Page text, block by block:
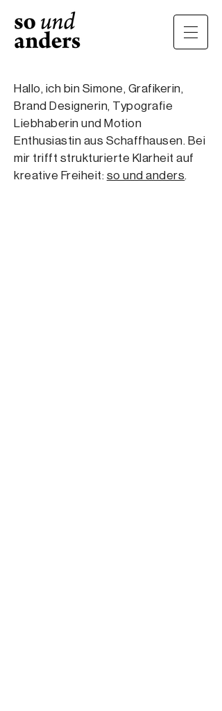
Hallo, ich bin Simone, Grafikerin,
Brand Designerin, Typografie
Liebhaberin und Motion
Enthusiastin aus Schaffhausen. Bei
mir trifft strukturierte Klarheit auf
kreative Freiheit: so und anders.